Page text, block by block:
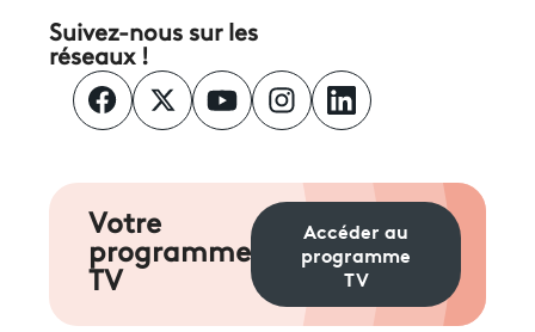
Suivez-nous sur les
réseaux !
Votre
programme
TV
Accéder au
programme
TV